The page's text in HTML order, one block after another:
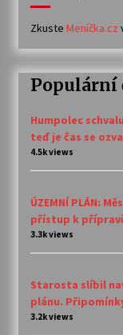
Zkuste Meníčka.cz
Populární
Humpolec
teď je čas se
4.5k views
ÚZEMNÍ PLÁN:
přístup k
3.3k views
Starosta slíbil
plánu.
3.2k views